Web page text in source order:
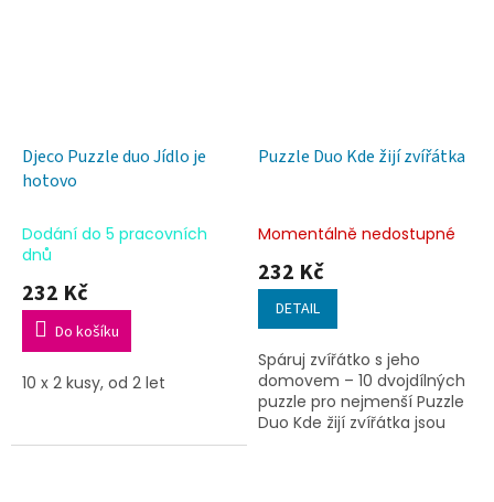
Djeco Puzzle duo Jídlo je
hotovo
Dodání do 5 pracovních
dnů
232 Kč
Do košíku
10 x 2 kusy, od 2 let
Puzzle Duo Kde žijí zvířátka
Momentálně nedostupné
232 Kč
DETAIL
Spáruj zvířátko s jeho
domovem – 10 dvojdílných
puzzle pro nejmenší Puzzle
Duo Kde žijí zvířátka jsou